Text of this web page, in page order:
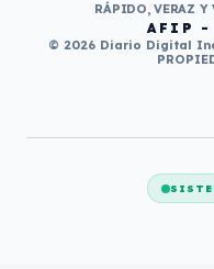
RÁPIDO, VERAZ Y
AFIP -
© 2026 Diario Digital